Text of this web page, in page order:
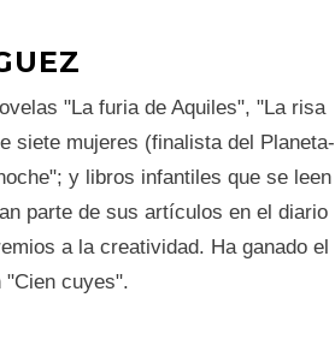
"La furia de Aquiles", "La risa
siete mujeres (finalista del Planeta-
y libros infantiles que se leen
parte de sus artículos en el diario
a la creatividad. Ha ganado el
"Cien cuyes".